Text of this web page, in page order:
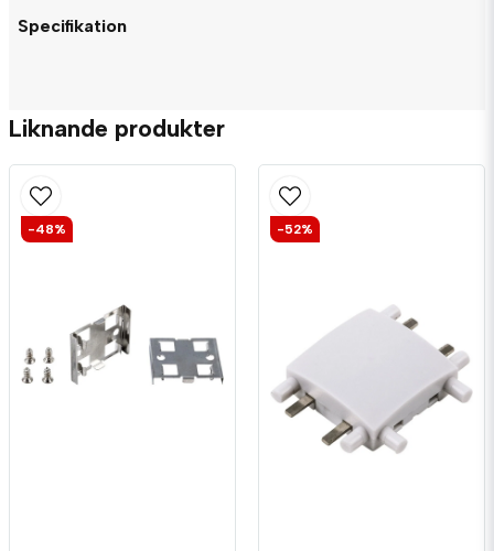
question
Namn
email
Mejladress
Ja, ni får publicera min fråga
Specifikation
Liknande produkter
-48% -52%